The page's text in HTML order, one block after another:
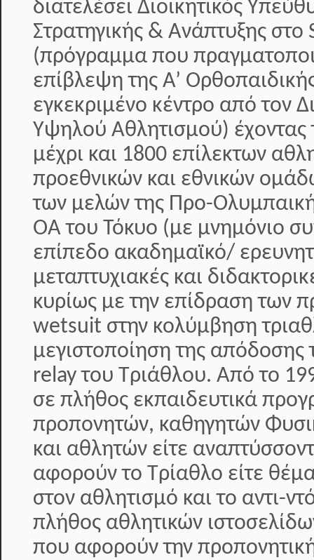
διατελέσει Διοικητικός
Στρατηγικής & Ανάπτυξης
(πρόγραμμα που
επίβλεψη της Α’
εγκεκριμένο κέντρο από τον
Υψηλού Αθλητισμού) έχοντας
μέχρι και 1800 επίλεκτων
προεθνικών και εθνικών
των μελών της Προ-
ΟΑ του Τόκυο (με μνημόνιο
επίπεδο ακαδημαϊκό/
μεταπτυχιακές και
κυρίως με την επίδραση των
wetsuit στην κολύμβηση
μεγιστοποίηση της
relay του Τριάθλου. Από το
σε πλήθος εκπαιδευτικά
προπονητών, καθηγητών
και αθλητών είτε
αφορούν το Τρίαθλο είτε
στον αθλητισμό και το αντι-
πλήθος αθλητικών
που αφορούν την